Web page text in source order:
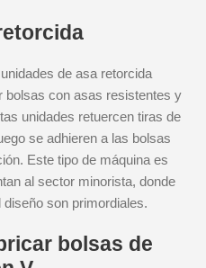
de asa retorcida
bolsas con asas resistentes y
unidades retuercen tiras de
se adhieren a las bolsas
Este tipo de máquina es
al sector minorista, donde
son primordiales.
bolsas de